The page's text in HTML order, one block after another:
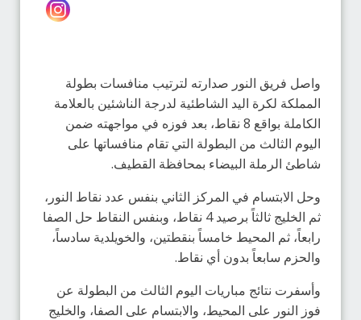
واصل فريق النور صدارته لترتيب منافسات بطولة
المملكة لكرة اليد الشاطئية لدرجة الناشئين بالعلامة
الكاملة بواقع 8 نقاط، بعد فوزه في مواجهته ضمن
اليوم الثالث من البطولة التي تقام منافساتها على
شاطئ الرملة البيضاء بمحافظة القطيف.
وحل الابتسام في المركز الثاني بنفس عدد نقاط النور،
ثم الخليج ثالثاً برصيد 4 نقاط، وبنفس النقاط حل الصفا
رابعاً، ثم المحيط خامساً بنقطتين، والخويلدية سادساً،
والحزم سابعاً بدون أي نقاط.
وأسفرت نتائج مباريات اليوم الثالث من البطولة عن
فوز النور على المحيط، والابتسام على الصفا، والخليج